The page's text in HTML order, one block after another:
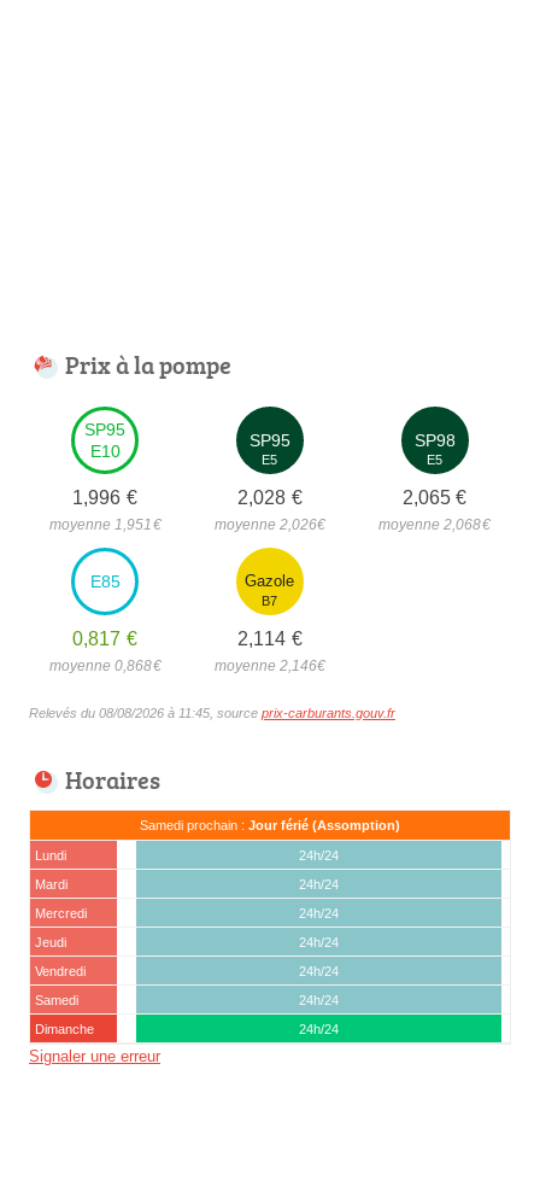
Prix à la pompe
SP95
E10
1,996 €
moyenne 1,951 €
SP95
E5
2,028 €
moyenne 2,026€
SP98
E5
2,065 €
moyenne 2,068€
E85
0,817 €
moyenne 0,868€
Gazole
B7
2,114 €
moyenne 2,146€
Relevés du 08/08/2026 à 11:45, source prix-carburants.gouv.fr
Horaires
Samedi prochain : Jour férié (Assomption)
Lundi
24h/24
Mardi
24h/24
Mercredi
24h/24
Jeudi
24h/24
Vendredi
24h/24
Samedi
24h/24
Dimanche
24h/24
Signaler une erreur